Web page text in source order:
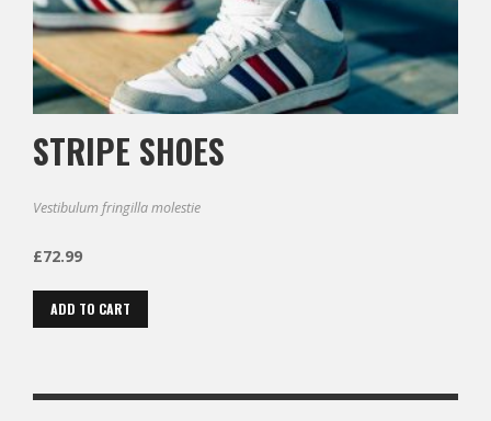
STRIPE SHOES
Vestibulum fringilla molestie
£72.99
ADD TO CART